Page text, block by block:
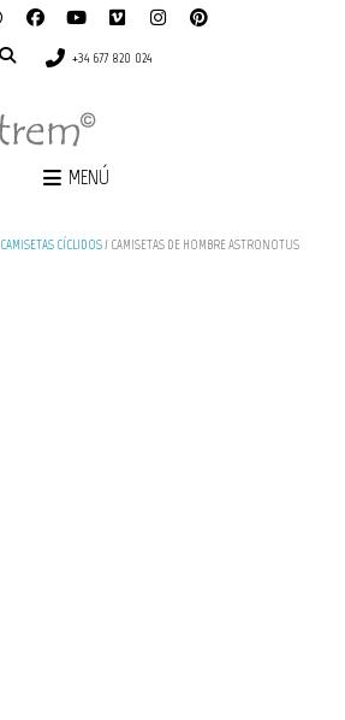
+34 677 820 024
MENÚ
CAMISETAS CÍCLIDOS/ CAMISETAS DE HOMBRE ASTRONOTUS